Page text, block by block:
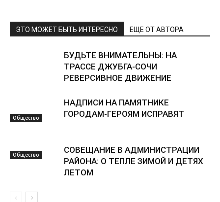
ЭТО МОЖЕТ БЫТЬ ИНТЕРЕСНО ЕЩЕ ОТ АВТОРА
Общество
БУДЬТЕ ВНИМАТЕЛЬНЫ: НА
ТРАССЕ ДЖУБГА-СОЧИ
РЕВЕРСИВНОЕ ДВИЖЕНИЕ
Общество
НАДПИСИ НА ПАМЯТНИКЕ
ГОРОДАМ-ГЕРОЯМ ИСПРАВЯТ
СОВЕЩАНИЕ В АДМИНИСТРАЦИИ
РАЙОНА: О ТЕПЛЕ ЗИМОЙ И ДЕТЯХ
ЛЕТОМ